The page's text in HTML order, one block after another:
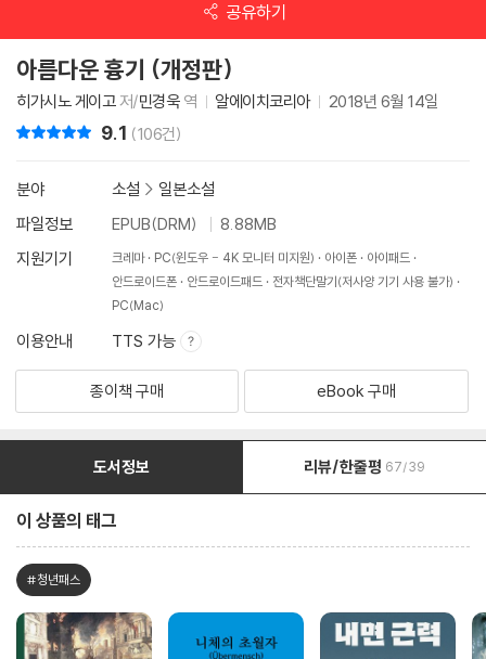
공유하기
아름다운 흉기 (개정판)
히가시노 게이고저/민경욱역 알에이치코리아 2018년 6월 14일
9.1 (106건)
분야 소설 > 일본소설
파일정보
EPUB(DRM)
8.88MB
지원기기
크레마 PC(윈도우 - 4K 모니터 미지원) 아이폰
아이패드
안드로이드폰
안드로이드패드
전자책단말기(저사양 기기 사용 불가)
PC(Mac)
이용안내 TTS 가능
종이책 구매 eBook 구매
도서정보 리뷰/한줄평 67/39
이 상품의 태그
#청년패스